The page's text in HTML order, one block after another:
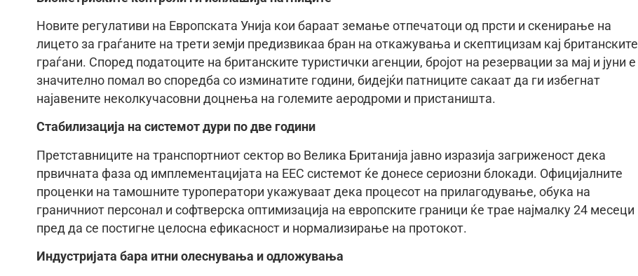
​Новите регулативи на Европската Унија кои бараат земање отпечатоци од прсти и скенирање на
лицето за граѓаните на трети земји предизвикаа бран на откажувања и скептицизам кај британските
граѓани. Според податоците на британските туристички агенции, бројот на резервации за мај и јуни е
значително помал во споредба со изминатите години, бидејќи патниците сакаат да ги избегнат
најавените неколкучасовни доцнења на големите аеродроми и пристаништа.
​Стабилизација на системот дури по две години
​Претставниците на транспортниот сектор во Велика Британија јавно изразија загриженост дека
првичната фаза од имплементацијата на ЕЕС системот ќе донесе сериозни блокади. Официјалните
проценки на тамошните туроператори укажуваат дека процесот на прилагодување, обука на
граничниот персонал и софтверска оптимизација на европските граници ќе трае најмалку 24 месеци
пред да се постигне целосна ефикасност и нормализирање на протокот.
​Индустријата бара итни олеснувања и одложувања